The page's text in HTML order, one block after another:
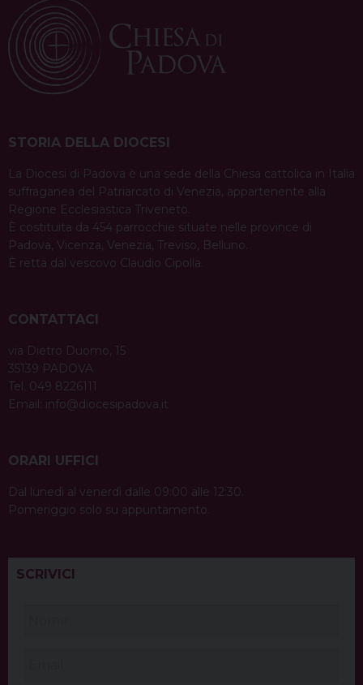
STORIA DELLA DIOCESI
La Diocesi di Padova è una sede della Chiesa cattolica in Italia
suffraganea del Patriarcato di Venezia, appartenente alla
Regione Ecclesiastica Triveneto.
È costituita da 454 parrocchie situate nelle province di
Padova, Vicenza, Venezia, Treviso, Belluno.
È retta dal vescovo Claudio Cipolla.
CONTATTACI
via Dietro Duomo, 15
35139 PADOVA
Tel. 049 8226111
Email: info@diocesipadova.it
ORARI UFFICI
Dal lunedì al venerdì dalle 09:00 alle 12:30.
Pomeriggio solo su appuntamento.
SCRIVICI